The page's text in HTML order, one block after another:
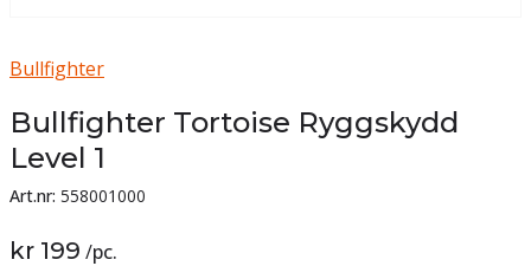
Bullfighter
Bullfighter Tortoise Ryggskydd
Level 1
Art.nr: 558001000
kr 199 /pc.